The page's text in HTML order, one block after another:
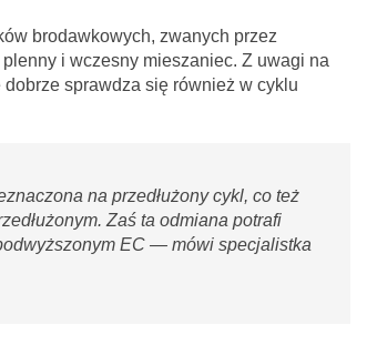
brodawkowych, zwanych przez
plenny i wczesny mieszaniec. Z uwagi na
sprawdza się również w cyklu
na przedłużony cykl, co też
Zaś ta odmiana potrafi
EC — mówi specjalistka